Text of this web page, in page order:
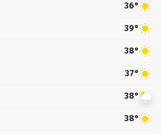
36°
39°
38°
37°
38°
38°